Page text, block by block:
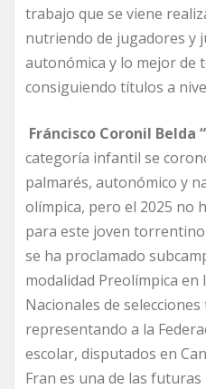
trabajo que se viene
nutriendo de jugadores y
autonómica y lo mejor de
consiguiendo títulos a
Fráncisco Coronil Belda
categoría infantil se
palmarés, autonómico y
olímpica, pero el 2025 no
para este joven
se ha proclamado
modalidad Preolímpica en
Nacionales de
representando a la
escolar, disputados en
Fran es una de las